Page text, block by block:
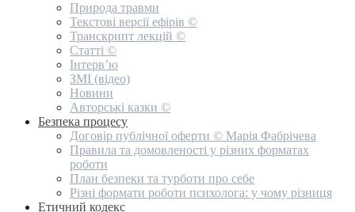
Природа травми
Текстові версії ефірів ©
Транскрипт лекцій ©
Статті ©
Інтерв’ю
ЗМІ (відео)
Новини
Авторські казки ©
Безпека процесу
Договір публічної оферти © Марія Фабрічева
Правила та домовленості у різних форматах
роботи
План безпеки та турботи про себе
Різні формати роботи психолога: у чому різниця
Етичний кодекс